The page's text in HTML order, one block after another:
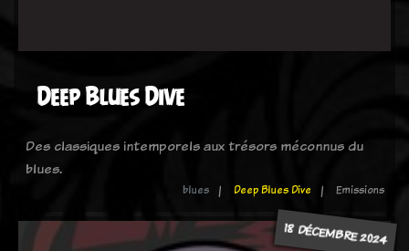
Deep Blues Dive
Des classiques intemporels aux trésors méconnus du
blues.
blues Deep Blues Dive Emissions
18 DÉCEMBRE 2024